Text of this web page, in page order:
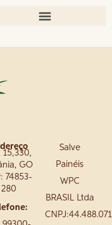
15,330,
GO
74853-
280
Salve
Painéis
WPC
BRASIL Ltda